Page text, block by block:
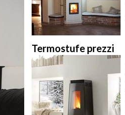
Termostufe prezzi